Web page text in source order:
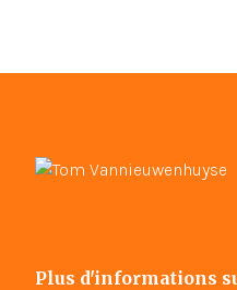
Plus d'informations